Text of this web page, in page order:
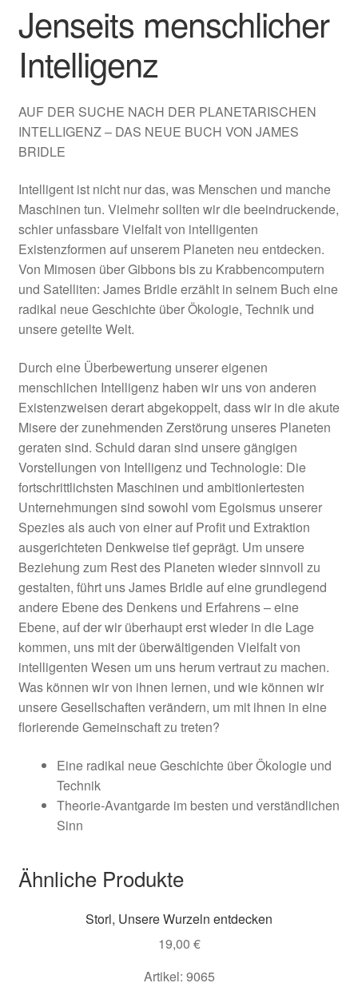
Jenseits menschlicher
Intelligenz
AUF DER SUCHE NACH DER PLANETARISCHEN
INTELLIGENZ – DAS NEUE BUCH VON JAMES
BRIDLE
Intelligent ist nicht nur das, was Menschen und manche
Maschinen tun. Vielmehr sollten wir die beeindruckende,
schier unfassbare Vielfalt von intelligenten
Existenzformen auf unserem Planeten neu entdecken.
Von Mimosen über Gibbons bis zu Krabbencomputern
und Satelliten: James Bridle erzählt in seinem Buch eine
radikal neue Geschichte über Ökologie, Technik und
unsere geteilte Welt.
Durch eine Überbewertung unserer eigenen
menschlichen Intelligenz haben wir uns von anderen
Existenzweisen derart abgekoppelt, dass wir in die akute
Misere der zunehmenden Zerstörung unseres Planeten
geraten sind. Schuld daran sind unsere gängigen
Vorstellungen von Intelligenz und Technologie: Die
fortschrittlichsten Maschinen und ambitioniertesten
Unternehmungen sind sowohl vom Egoismus unserer
Spezies als auch von einer auf Profit und Extraktion
ausgerichteten Denkweise tief geprägt. Um unsere
Beziehung zum Rest des Planeten wieder sinnvoll zu
gestalten, führt uns James Bridle auf eine grundlegend
andere Ebene des Denkens und Erfahrens – eine
Ebene, auf der wir überhaupt erst wieder in die Lage
kommen, uns mit der überwältigenden Vielfalt von
intelligenten Wesen um uns herum vertraut zu machen.
Was können wir von ihnen lernen, und wie können wir
unsere Gesellschaften verändern, um mit ihnen in eine
florierende Gemeinschaft zu treten?
Eine radikal neue Geschichte über Ökologie und
Technik
Theorie-Avantgarde im besten und verständlichen
Sinn
Ähnliche Produkte
Storl, Unsere Wurzeln entdecken
19,00 €
Artikel: 9065